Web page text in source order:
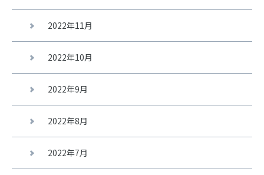
2022年11月
2022年10月
2022年9月
2022年8月
2022年7月